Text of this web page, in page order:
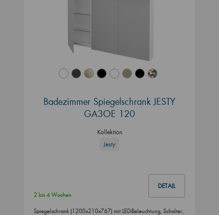
Badezimmer Spiegelschrank JESTY
GA3OE 120
Kollektion
Jesty
DETAIL
2 bis 4 Wochen
Spiegelschrank (1200x210x767) mit LED-Beleuchtung, Schalter,